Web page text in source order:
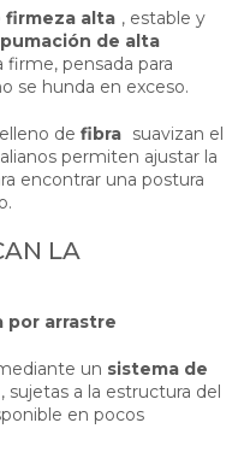
firmeza alta , estable y
de alta
pensada para
se hunda en exceso.
de fibra suavizan el
permiten ajustar la
encontrar una postura
LA
por arrastre
un sistema de
, sujetas a la estructura del
en pocos